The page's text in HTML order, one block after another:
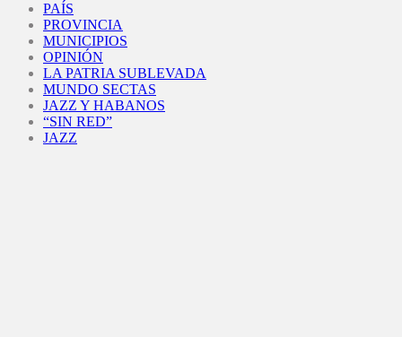
PAÍS
PROVINCIA
MUNICIPIOS
OPINIÓN
LA PATRIA SUBLEVADA
MUNDO SECTAS
JAZZ Y HABANOS
“SIN RED”
JAZZ